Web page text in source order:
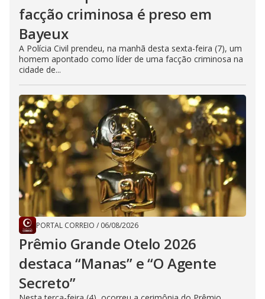
facção criminosa é preso em
Bayeux
A Polícia Civil prendeu, na manhã desta sexta-feira (7), um
homem apontado como líder de uma facção criminosa na
cidade de...
PORTAL CORREIO / 06/08/2026
Prêmio Grande Otelo 2026
destaca “Manas” e “O Agente
Secreto”